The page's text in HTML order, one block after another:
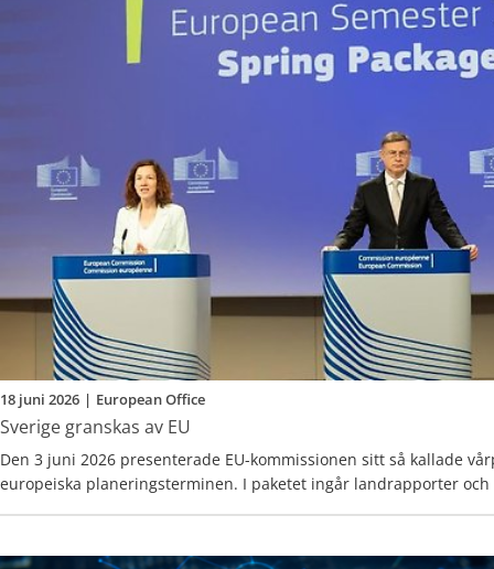
18 juni 2026 European Office
Sverige granskas av EU
Den 3 juni 2026 presenterade EU-kommissionen sitt så kallade
europeiska planeringsterminen. I paketet ingår landrapporter
behövs framåt.